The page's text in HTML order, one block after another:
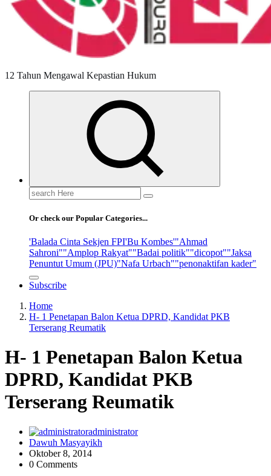
12 Tahun Mengawal Kepastian Hukum
Search
for:
Or check our Popular Categories...
'Balada Cinta Sekjen FPI'Bu Kombes'"Ahmad
Sahroni""Amplop Rakyat""Badai politik""dicopot""Jaksa
Penuntut Umum (JPU)"Nafa Urbach""penonaktifan kader"
Subscribe
Home
H- 1 Penetapan Balon Ketua DPRD, Kandidat PKB
Terserang Reumatik
H- 1 Penetapan Balon Ketua
DPRD, Kandidat PKB
Terserang Reumatik
administrator
Dawuh Masyayikh
Oktober 8, 2014
0 Comments